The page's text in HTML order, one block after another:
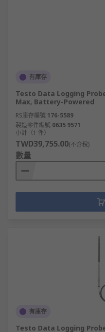
有庫存
Testo Data Logging Probe
Max, Battery-Powered
RS庫存編號 176-5589
製造零件編號 0635 9571
小計（1 件）
TWD39,755.00(不含稅)
數量
有庫存
Testo Data Logging Probe